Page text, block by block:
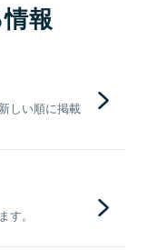
報
しい順に掲載
。